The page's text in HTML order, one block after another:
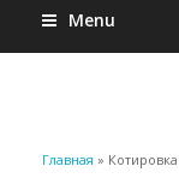
Menu
Вы здесь
Главная » Котировка